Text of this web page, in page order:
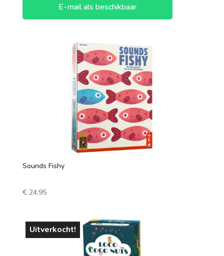
E-mail als beschikbaar
Sounds Fishy
€24,95
Uitverkocht!